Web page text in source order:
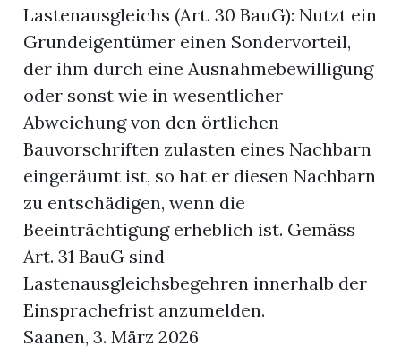
Lastenausgleichs (Art. 30 BauG): Nutzt ein
Grundeigentümer einen Sondervorteil,
der ihm durch eine Ausnahmebewilligung
oder sonst wie in wesentlicher
Abweichung von den örtlichen
Bauvorschriften zulasten eines Nachbarn
eingeräumt ist, so hat er diesen Nachbarn
zu entschädigen, wenn die
Beeinträchtigung erheblich ist. Gemäss
Art. 31 BauG sind
Lastenausgleichsbegehren innerhalb der
Einsprachefrist anzumelden.
Saanen, 3. März 2026